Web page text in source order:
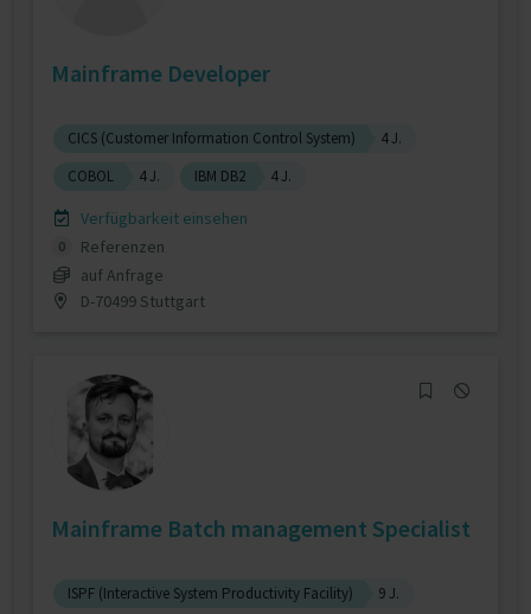
Mainframe Developer
CICS (Customer Information Control System)
4 J.
COBOL
4 J. IBM DB2 4 J.
Verfügbarkeit einsehen
0
Referenzen
auf Anfrage
D-70499 Stuttgart
Mainframe Batch management Specialist
ISPF (Interactive System Productivity Facility)
9 J.